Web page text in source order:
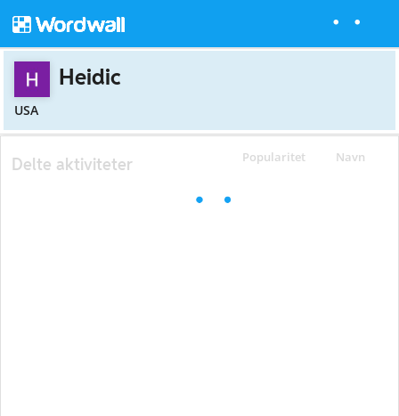
Heidic
USA
Popularitet Navn
Delte aktiviteter